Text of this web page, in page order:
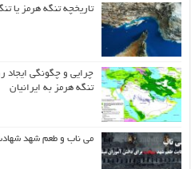
تاریخچه تنگه هرمز یا
چرایی و چگونگی ایجاد
تنگه هرمز به ایرانیان
می ناب و طعم شهد